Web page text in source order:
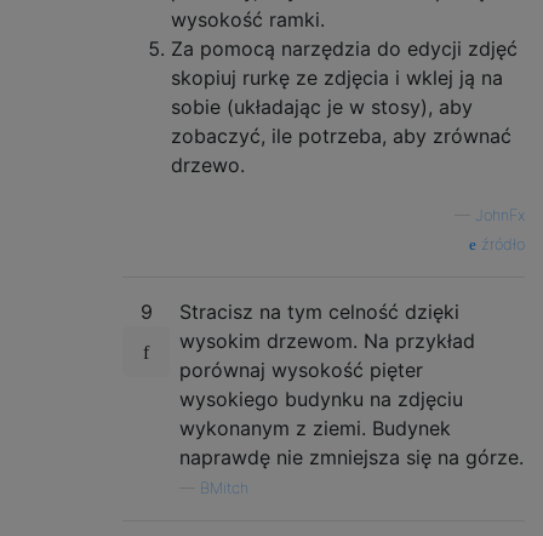
wysokość ramki.
Za pomocą narzędzia do edycji zdjęć
skopiuj rurkę ze zdjęcia i wklej ją na
sobie (układając je w stosy), aby
zobaczyć, ile potrzeba, aby zrównać
drzewo.
JohnFx
źródło
9
Stracisz na tym celność dzięki
wysokim drzewom. Na przykład
porównaj wysokość pięter
wysokiego budynku na zdjęciu
wykonanym z ziemi. Budynek
naprawdę nie zmniejsza się na górze.
BMitch